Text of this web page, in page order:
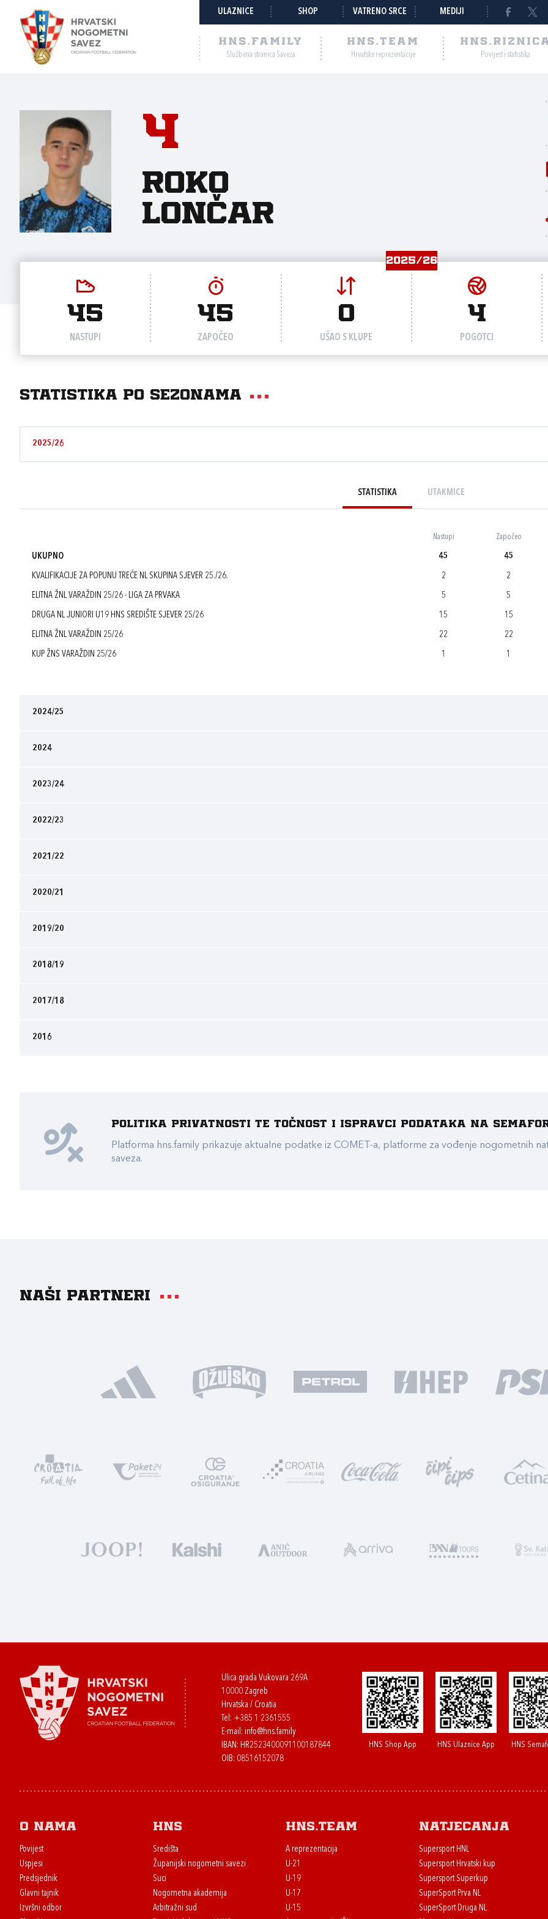
ULAZNICE SHOP VATRENO SRCE MEDIJI
HNS.FAMILY
Službena stranica Saveza
HNS.TEAM
Hrvatske reprezentacije Povijest i statistika
4
Roko
Lončar
2025/26
45
NASTUPI
45
ZAPOČEO
0
UŠAO S KLUPE
4
POGOTCI
Statistika po sezonama
2025/26
STATISTIKA UTAKMICE
Nastupi Započeo
UKUPNO 45 45
KVALIFIKACIJE ZA POPUNU TREĆE NL SKUPINA SJEVER 25./26. 2 2
ELITNA ŽNL VARAŽDIN 25/26 - LIGA ZA PRVAKA 5 5
DRUGA NL JUNIORI U19 HNS SREDIŠTE SJEVER 25/26 15 15
ELITNA ŽNL VARAŽDIN 25/26 22 22
KUP ŽNS VARAŽDIN 25/26 1 1
2024/25
2024
2023/24
2022/23
2021/22
2020/21
2019/20
2018/19
2017/18
2016
Politika privatnosti te točnost i ispravci podataka na
Platforma hns.family prikazuje aktualne podatke iz COMET-a, platforme za vođenje nogometnih
saveza.
Naši partneri
Ulica grada Vukovara 269A
10000 Zagreb
Hrvatska / Croatia
Tel: +385 1 2361555
E-mail: info@hns.family
IBAN: HR2523400091100187844
OIB: 08516152078
HNS Shop App HNS Ulaznice App HNS
O nama
Povijest
Uspjesi
Predsjednik
Glavni tajnik
Izvršni odbor
HNS
Središta
Županijski nogometni savezi
Suci
Nogometna akademija
Arbitražni sud
HNS.team
A reprezentacija
U-21
U-19
U-17
U-15
Natjecanja
Supersport HNL
Supersport Hrvatski kup
Supersport Superkup
SuperSport Prva NL
SuperSport Druga NL